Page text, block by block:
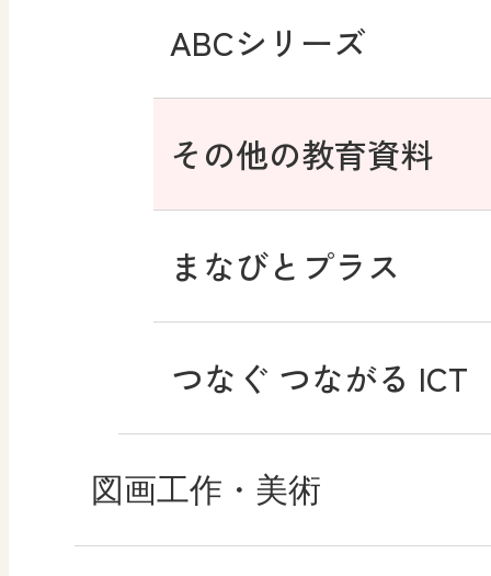
ABCシリーズ
その他の教育資料
まなびとプラス
つなぐ つながる ICT
図画工作・美術